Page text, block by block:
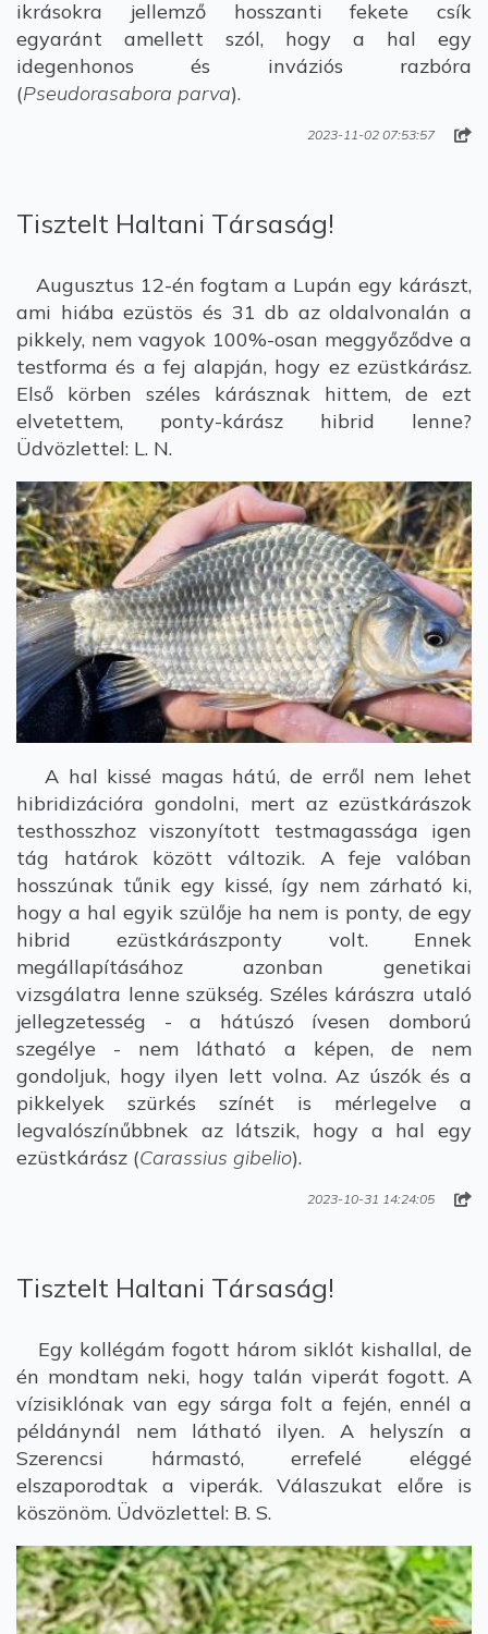
ikrásokra jellemző hosszanti fekete csík
egyaránt amellett szól, hogy a hal egy
idegenhonos és inváziós razbóra
(Pseudorasabora parva).
2023-11-02 07:53:57
Tisztelt Haltani Társaság!
Augusztus 12-én fogtam a Lupán egy kárászt,
ami hiába ezüstös és 31 db az oldalvonalán a
pikkely, nem vagyok 100%-osan meggyőződve a
testforma és a fej alapján, hogy ez ezüstkárász.
Első körben széles kárásznak hittem, de ezt
elvetettem, ponty-kárász hibrid lenne?
Üdvözlettel: L. N.
A hal kissé magas hátú, de erről nem lehet
hibridizációra gondolni, mert az ezüstkárászok
testhosszhoz viszonyított testmagassága igen
tág határok között változik. A feje valóban
hosszúnak tűnik egy kissé, így nem zárható ki,
hogy a hal egyik szülője ha nem is ponty, de egy
hibrid ezüstkárászponty volt. Ennek
megállapításához azonban genetikai
vizsgálatra lenne szükség. Széles kárászra utaló
jellegzetesség - a hátúszó ívesen domború
szegélye - nem látható a képen, de nem
gondoljuk, hogy ilyen lett volna. Az úszók és a
pikkelyek szürkés színét is mérlegelve a
legvalószínűbbnek az látszik, hogy a hal egy
ezüstkárász (Carassius gibelio).
2023-10-31 14:24:05
Tisztelt Haltani Társaság!
Egy kollégám fogott három siklót kishallal, de
én mondtam neki, hogy talán viperát fogott. A
vízisiklónak van egy sárga folt a fején, ennél a
példánynál nem látható ilyen. A helyszín a
Szerencsi hármastó, errefelé eléggé
elszaporodtak a viperák. Válaszukat előre is
köszönöm. Üdvözlettel: B. S.